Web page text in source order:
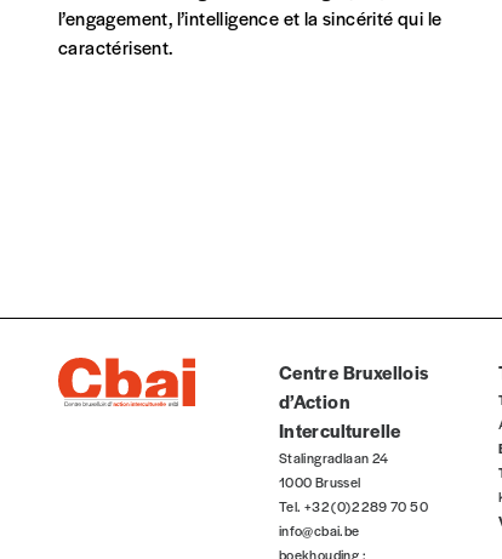
l’engagement, l’intelligence et la sincérité qui le
caractérisent.
Centre Bruxellois
d’Action
Interculturelle
Stalingradlaan 24
1000 Brussel
Tel. +32 (0)2 289 70 50
info@cbai.be
boekhouding :